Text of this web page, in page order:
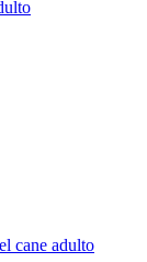
cane adulto